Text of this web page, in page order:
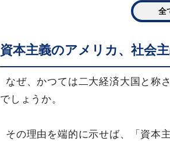
全
資本主義のアメリカ、社会
なぜ、かつては二大経済大国と称
でしょうか。
その理由を端的に示せば、「資本